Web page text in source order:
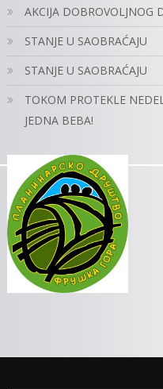
AKCIJA DOBROVOLJNOG
STANJE U SAOBRAĆAJU
STANJE U SAOBRAĆAJU
TOKOM PROTEKLE
JEDNA BEBA!